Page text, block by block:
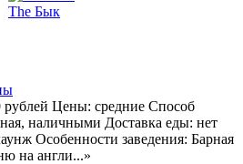
The Бык
рублей Цены: средние Способ
наличными Доставка еды: нет
Особенности заведения: Барная
на англи...»